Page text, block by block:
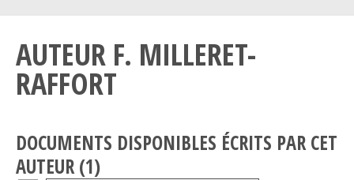
AUTEUR F. MILLERET-
RAFFORT
DOCUMENTS DISPONIBLES ÉCRITS PAR CET
AUTEUR (1)